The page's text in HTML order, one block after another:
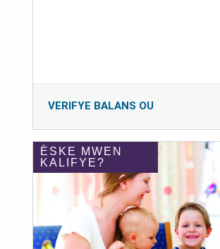
VERIFYE BALANS OU
ÈSKE MWEN
KALIFYE?